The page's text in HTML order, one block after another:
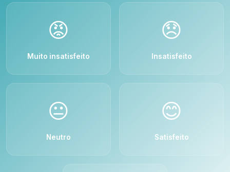
😡
Muito insatisfeito
😞
Insatisfeito
😐
Neutro
😊
Satisfeito